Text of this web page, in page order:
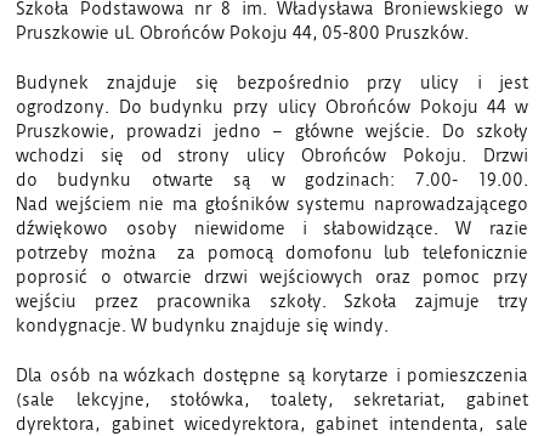
Szkoła Podstawowa nr 8 im. Władysława Broniewskiego w
Pruszkowie ul. Obrońców Pokoju 44, 05-800 Pruszków.
Budynek znajduje się bezpośrednio przy ulicy i jest
ogrodzony. Do budynku przy ulicy Obrońców Pokoju 44 w
Pruszkowie, prowadzi jedno – główne wejście. Do szkoły
wchodzi się od strony ulicy Obrońców Pokoju. Drzwi
do budynku otwarte są w godzinach: 7.00- 19.00.
Nad wejściem nie ma głośników systemu naprowadzającego
dźwiękowo osoby niewidome i słabowidzące. W razie
potrzeby można za pomocą domofonu lub telefonicznie
poprosić o otwarcie drzwi wejściowych oraz pomoc przy
wejściu przez pracownika szkoły. Szkoła zajmuje trzy
kondygnacje. W budynku znajduje się windy.
Dla osób na wózkach dostępne są korytarze i pomieszczenia
(sale lekcyjne, stołówka, toalety, sekretariat, gabinet
dyrektora, gabinet wicedyrektora, gabinet intendenta, sale